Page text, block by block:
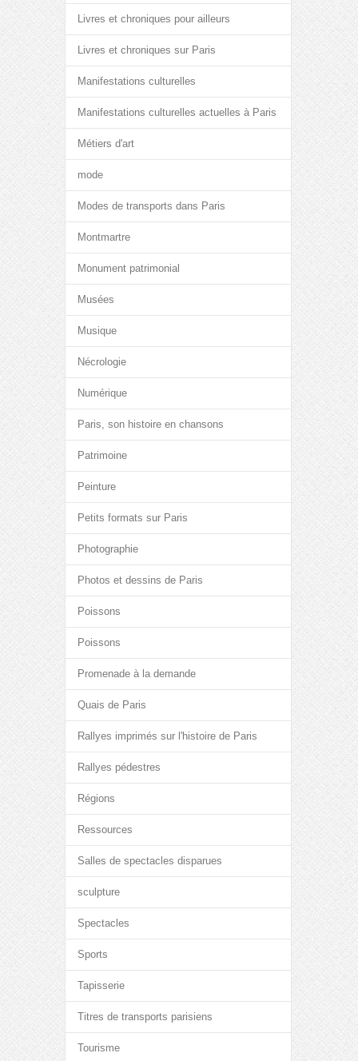
Livres et chroniques pour ailleurs
Livres et chroniques sur Paris
Manifestations culturelles
Manifestations culturelles actuelles à Paris
Métiers d'art
mode
Modes de transports dans Paris
Montmartre
Monument patrimonial
Musées
Musique
Nécrologie
Numérique
Paris, son histoire en chansons
Patrimoine
Peinture
Petits formats sur Paris
Photographie
Photos et dessins de Paris
Poissons
Poissons
Promenade à la demande
Quais de Paris
Rallyes imprimés sur l'histoire de Paris
Rallyes pédestres
Régions
Ressources
Salles de spectacles disparues
sculpture
Spectacles
Sports
Tapisserie
Titres de transports parisiens
Tourisme